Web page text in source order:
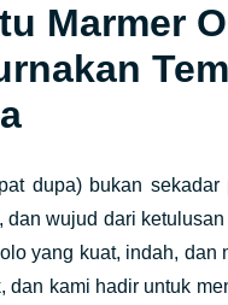
Marmer
dupa) bukan
wujud dari
yang kuat, indah, dan
kami hadir untuk